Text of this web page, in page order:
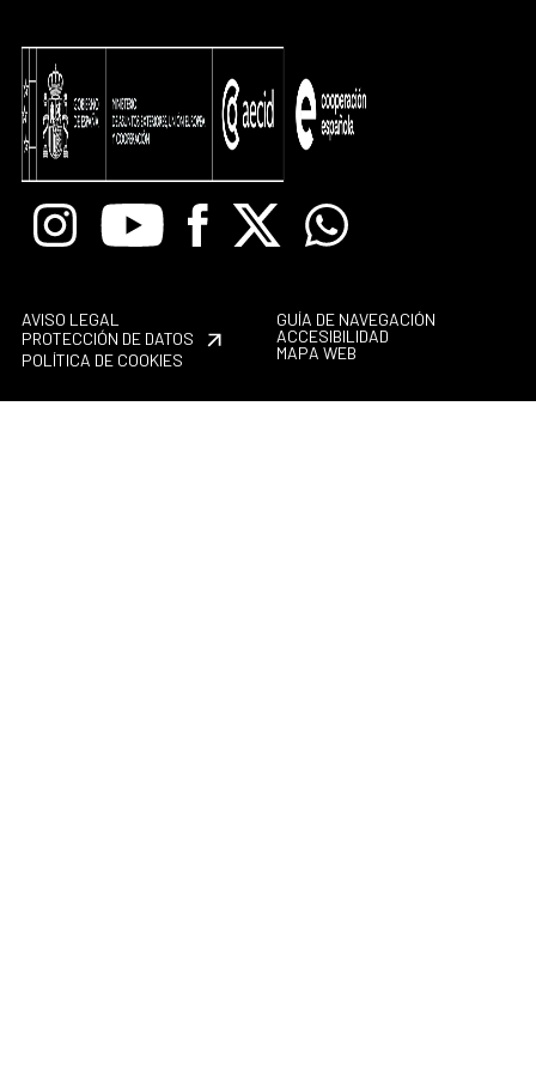
InstagramYoutube Facebook
X Whatsapp
AVISO LEGAL
PROTECCIÓN DE DATOS
POLÍTICA DE COOKIES
GUÍA DE NAVEGACIÓN
ACCESIBILIDAD
MAPA WEB